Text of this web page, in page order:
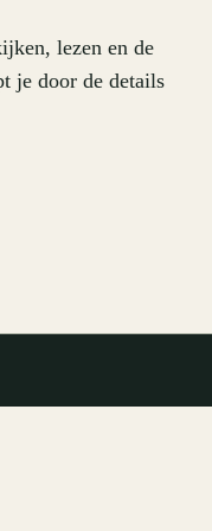
lezen en de
je door de details